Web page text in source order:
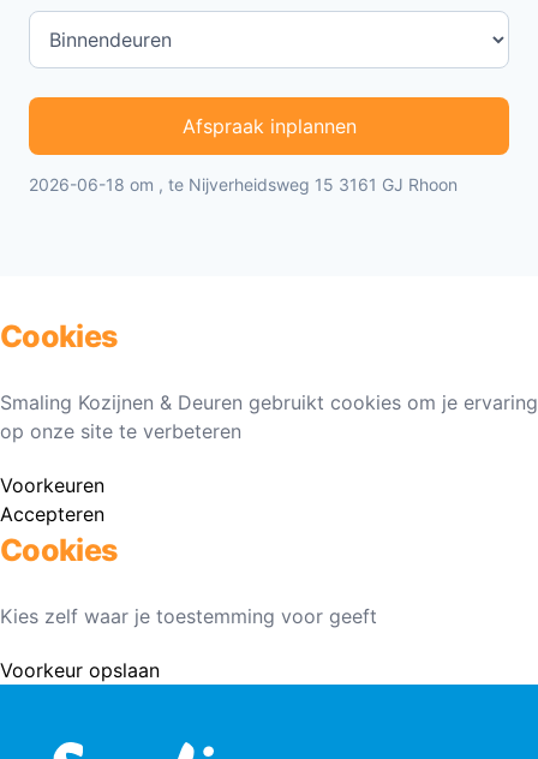
Afspraak inplannen
2026-06-18 om , te Nijverheidsweg 15 3161 GJ Rhoon
Cookies
Smaling Kozijnen & Deuren gebruikt cookies om je ervaring
op onze site te verbeteren
Voorkeuren
Accepteren
Cookies
Kies zelf waar je toestemming voor geeft
Voorkeur opslaan